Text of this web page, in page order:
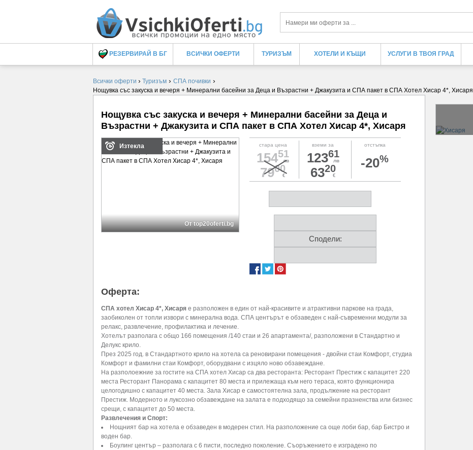
Търси
РЕЗЕРВИРАЙ В БГ ВСИЧКИ ОФЕРТИ ТУРИЗЪМ ХОТЕЛИ И КЪЩИ УСЛУГИ В ТВОЯ ГРАД
Всички оферти › Туризъм › СПА почивки ›
Нощувка със закуска и вечеря + Минерални басейни за Деца и Възрастни + Джакузита и СПА пакет в СПА Хотел Хисар 4*, Хисаря
Нощувка със закуска и вечеря + Минерални басейни за Деца и
Възрастни + Джакузита и СПА пакет в СПА Хотел Хисар 4*, Хисаря
Изтекла
От top20oferti.bg
стара цена
15451
лв
7900
€
вземи за
12361
лв
6320
€
отстъпка
-20%
Сподели:
Оферта:
СПА хотел Хисар 4*, Хисаря е разположен в един от най-красивите и атрактивни паркове на града,
заобиколен от топли извори с минерална вода. СПА центърът е обзаведен с най-съвременни модули за
релакс, развлечение, профилактика и лечение.
Хотелът разполага с общо 166 помещения /140 стаи и 26 апартамента/, разположени в Стандартно и
Делукс крило.
През 2025 год. в Стандартното крило на хотела са реновирани помещения - двойни стаи Комфорт, студиа
Комфорт и фамилни стаи Комфорт, оборудвани с изцяло ново обзавеждане.
На разполоежние за гостите на СПА хотел Хисар са два ресторанта: Ресторант Престиж с капацитет 220
места Ресторант Панорама с капацитет 80 места и прилежаща към него тераса, която функционира
целогодишно с капацитет 40 места. Зала Хисар е самостоятелна зала, продължение на ресторант
Престиж. Модерното и луксозно обзавеждане на залата е подходящо за семейни празненства или бизнес
срещи, с капацитет до 50 места.
Развлечения и Спорт:
Нощният бар на хотела е обзаведен в модерен стил. На разположение са още лоби бар, бар Бистро и
воден бар.
Боулинг център – разполага с 6 писти, последно поколение. Съоръжението е изградено по